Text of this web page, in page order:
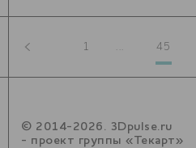
1 ... 45
© 2014-2026. 3Dpulse.ru
- проект группы «Текарт»